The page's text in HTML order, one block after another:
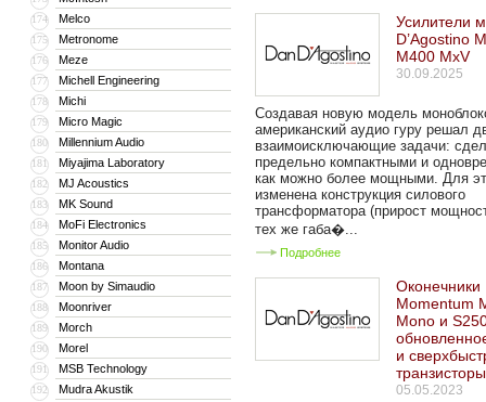
174 Melco
175 Metronome
176 Meze
177 Michell Engineering
178 Michi
179 Micro Magic
180 Millennium Audio
181 Miyajima Laboratory
182 MJ Acoustics
183 MK Sound
184 MoFi Electronics
185 Monitor Audio
186 Montana
187 Moon by Simaudio
188 Moonriver
189 Morch
190 Morel
191 MSB Technology
192 Mudra Akustik
Усилители
D’Agostino
M400 MxV
30.09.2025
Создавая новую модель
американский аудио гуру решал
взаимоисключающие задачи:
предельно компактными и
как можно более мощными. Для
изменена конструкция силового
трансформатора (прирост
тех же габа�...
Подробнее
Оконечники
Momentum
Mono и
и
транзисторы
05.05.2023